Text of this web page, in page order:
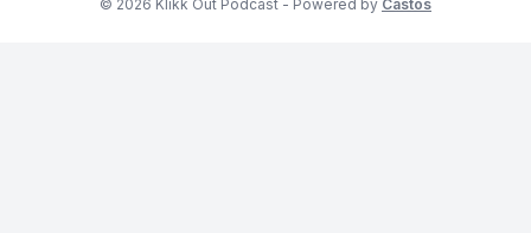
© 2026 Klikk Out Podcast - Powered by Castos